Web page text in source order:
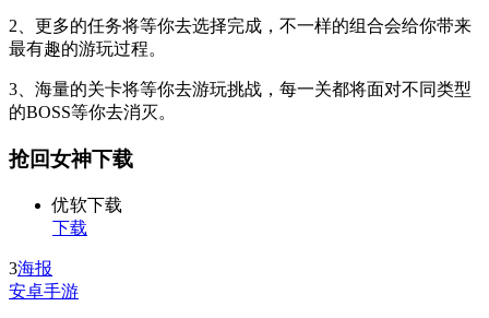
2、更多的任务将等你去选择完成，不一样的组合会给你带来
最有趣的游玩过程。
3、海量的关卡将等你去游玩挑战，每一关都将面对不同类型
的BOSS等你去消灭。
抢回女神下载
优软下载
下载
3海报
安卓手游